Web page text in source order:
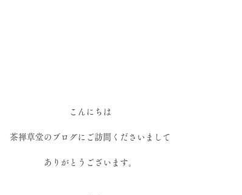
こんにちは
茶禅草堂のブログにご訪問くださいまして
ありがとうございます。